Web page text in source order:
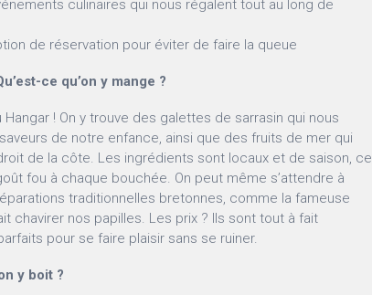
culinaires qui nous régalent tout au long de
de réservation pour éviter de faire la queue
ce qu’on y mange ?
Hangar ! On y trouve des galettes de sarrasin qui nous
de notre enfance, ainsi que des fruits de mer qui
de la côte. Les ingrédients sont locaux et de saison, ce
fou à chaque bouchée. On peut même s’attendre à
traditionnelles bretonnes, comme la fameuse
chavirer nos papilles. Les prix ? Ils sont tout à fait
pour se faire plaisir sans se ruiner.
y boit ?